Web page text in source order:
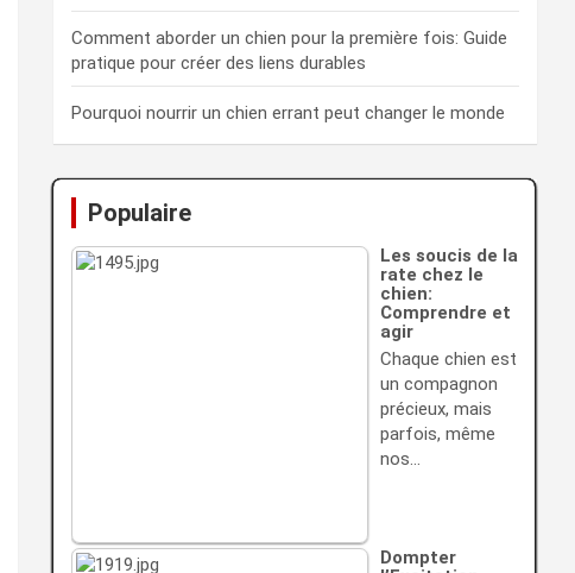
Comment aborder un chien pour la première fois: Guide
pratique pour créer des liens durables
Pourquoi nourrir un chien errant peut changer le monde
Populaire
Les soucis de la
rate chez le
chien:
Comprendre et
agir
Chaque chien est
un compagnon
précieux, mais
parfois, même
nos…
Dompter